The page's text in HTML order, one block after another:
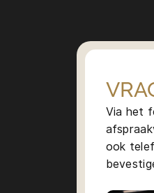
Via het
ook